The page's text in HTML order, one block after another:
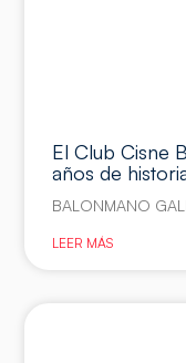
El Club Cisne
años de
BALONMANO
LEER MÁS